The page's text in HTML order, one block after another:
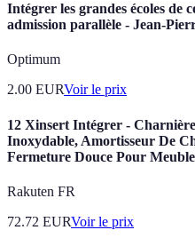
Intégrer les grandes écoles de
admission parallèle - Jean-
Optimum
2.00 EURVoir le prix
12 Xinsert Intégrer -
Inoxydable, Amortisseur De
Fermeture Douce Pour
Rakuten FR
72.72 EURVoir le prix